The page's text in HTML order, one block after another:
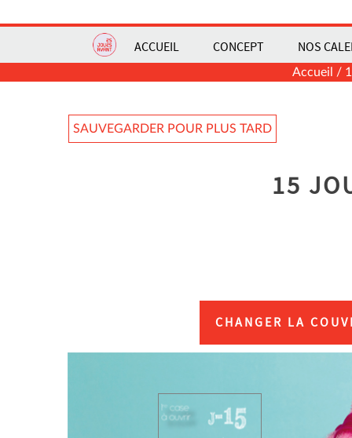
ACCUEIL CONCEPT NOS
Accueil /
SAUVEGARDER POUR PLUS TARD
15
CHANGER LA